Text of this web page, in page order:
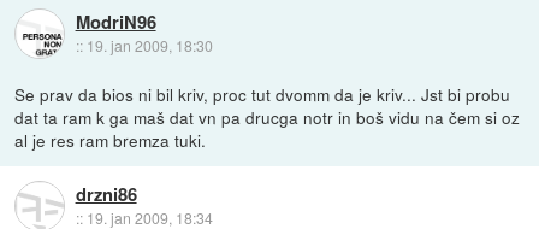
ModriN96
:: 19. jan 2009, 18:30
Se prav da bios ni bil kriv, proc tut dvomm da je kriv... Jst bi probu
dat ta ram k ga maš dat vn pa drucga notr in boš vidu na čem si oz
al je res ram bremza tuki.
drzni86
:: 19. jan 2009, 18:34